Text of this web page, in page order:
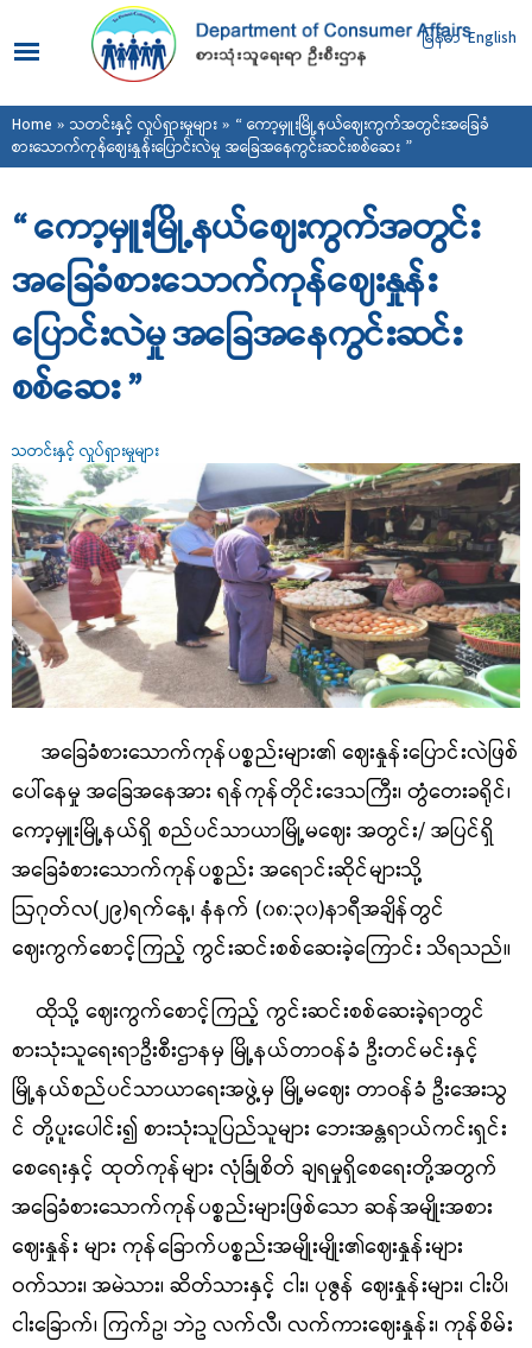
main
content
မြန်မာ English
You are here
Home » သတင်းနှင့် လှုပ်ရှားမှုများ» “ ကော့မှူးမြို့နယ်ဈေးကွက်အတွင်းအခြေခံ
စားသောက်ကုန်ဈေးနှုန်းပြောင်းလဲမှု အခြေအနေကွင်းဆင်းစစ်ဆေး ”
“ ကော့မှူးမြို့နယ်ဈေးကွက်အတွင်း
အခြေခံစားသောက်ကုန်ဈေးနှုန်း
ပြောင်းလဲမှု အခြေအနေကွင်းဆင်း
စစ်ဆေး ”
သတင်းနှင့် လှုပ်ရှားမှုများ
အခြေခံစားသောက်ကုန်ပစ္စည်းများ၏ ဈေးနှုန်းပြောင်းလဲဖြစ်
ပေါ်နေမှု အခြေအနေအား ရန်ကုန်တိုင်းဒေသကြီး၊ တွံတေးခရိုင်၊
ကော့မှူးမြို့နယ်ရှိ စည်ပင်သာယာမြို့မဈေး အတွင်း/ အပြင်ရှိ
အခြေခံစားသောက်ကုန်ပစ္စည်း အရောင်းဆိုင်များသို့
ဩဂုတ်လ(၂၉)ရက်နေ့၊ နံနက် (၀၈:၃၀)နာရီအချိန်တွင်
ဈေးကွက်စောင့်ကြည့် ကွင်းဆင်းစစ်ဆေးခဲ့ကြောင်း သိရသည်။
ထိုသို့ ဈေးကွက်စောင့်ကြည့် ကွင်းဆင်းစစ်ဆေးခဲ့ရာတွင်
စားသုံးသူရေးရာဦးစီးဌာနမှ မြို့နယ်တာဝန်ခံ ဦးတင်မင်းနှင့်
မြို့နယ်စည်ပင်သာယာရေးအဖွဲ့မှ မြို့မဈေး တာဝန်ခံ ဦးအေးသွ
င် တို့ပူးပေါင်း၍ စားသုံးသူပြည်သူများ ဘေးအန္တရာယ်ကင်းရှင်း
စေရေးနှင့် ထုတ်ကုန်များ လုံခြုံစိတ် ချရမှုရှိစေရေးတို့အတွက်
အခြေခံစားသောက်ကုန်ပစ္စည်းများဖြစ်သော ဆန်အမျိုးအစား
ဈေးနှုန်း များ ကုန်ခြောက်ပစ္စည်းအမျိုးမျိုး၏ဈေးနှုန်းများ
ဝက်သား၊ အမဲသား၊ ဆိတ်သားနှင့် ငါး၊ ပုဇွန် ဈေးနှုန်းများ၊ ငါးပိ၊
ငါးခြောက်၊ ကြက်ဥ၊ ဘဲဥ လက်လီ၊ လက်ကားဈေးနှုန်း၊ ကုန်စိမ်း